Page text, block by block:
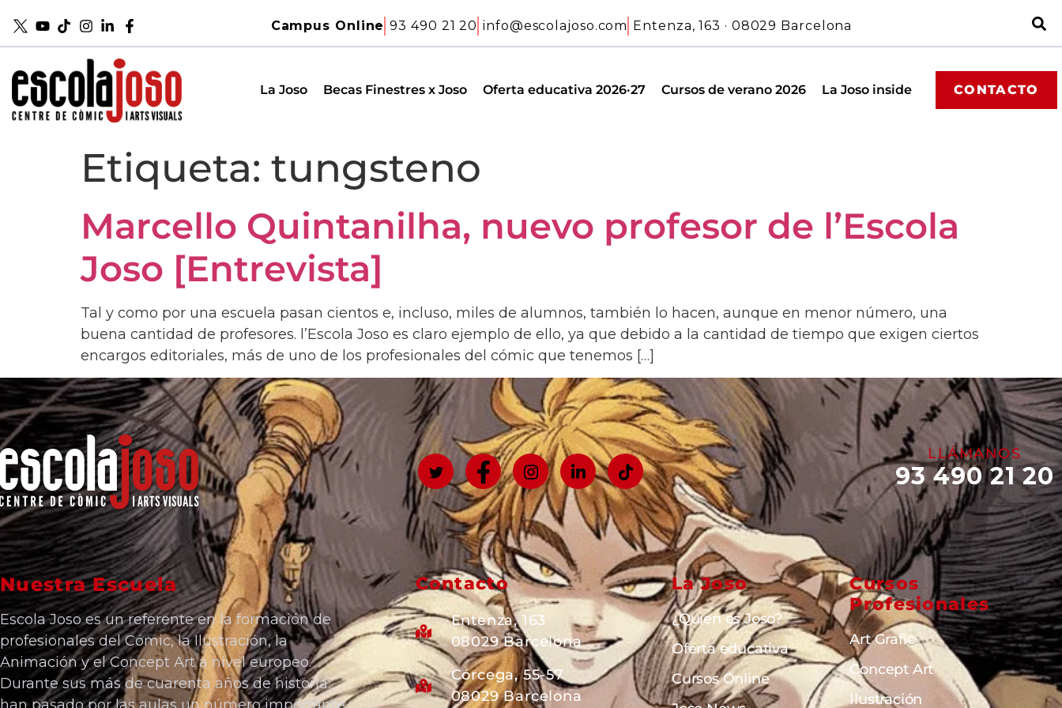
Campus Online 93 490 21 20 info@escolajoso.com Entenza, 163 · 08029 Barcelona
La Joso Becas Finestres x Joso Oferta educativa 2026·27 Cursos de verano 2026 La Joso inside CONTACTO
Etiqueta: tungsteno
Marcello Quintanilha, nuevo profesor de l’Escola
Joso [Entrevista]
Tal y como por una escuela pasan cientos e, incluso, miles de alumnos, también lo hacen, aunque en menor número, una
buena cantidad de profesores. l’Escola Joso es claro ejemplo de ello, ya que debido a la cantidad de tiempo que exigen ciertos
encargos editoriales, más de uno de los profesionales del cómic que tenemos […]
LLÁMANOS
93 490 21 20
Nuestra Escuela
Escola Joso es un referente en la formación de
profesionales del Cómic, la Ilustración, la
Animación y el Concept Art a nivel europeo.
Durante sus más de cuarenta años de historia,
Contacto
Entenza, 163
08029 Barcelona
Córcega, 55-57
08029 Barcelona
La Joso
¿Quien es Joso?
Oferta educativa
Cursos Online
Cursos
Profesionales
Art Grafic
Concept Art
Ilustración